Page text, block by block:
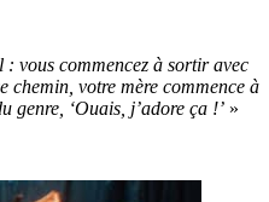
: vous commencez à sortir avec
chemin, votre mère commence à
genre, ‘Ouais, j’adore ça !’ »